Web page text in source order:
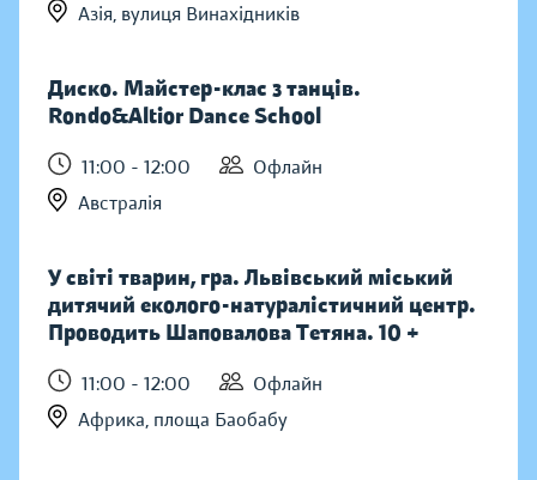
Азія, вулиця Винахідників
Диско. Майстер-клас з танців.
Rondo&Altior Dance School
11:00 - 12:00
Офлайн
Австралія
У світі тварин, гра. Львівський міський
дитячий еколого-натуралістичний центр.
Проводить Шаповалова Тетяна. 10 +
11:00 - 12:00
Офлайн
Африка, площа Баобабу